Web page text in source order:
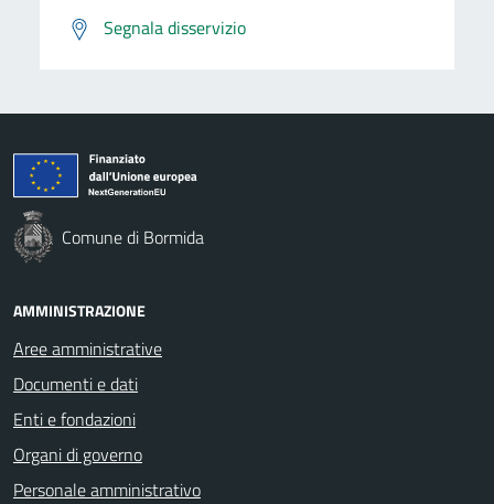
Segnala disservizio
Comune di Bormida
AMMINISTRAZIONE
Aree amministrative
Documenti e dati
Enti e fondazioni
Organi di governo
Personale amministrativo